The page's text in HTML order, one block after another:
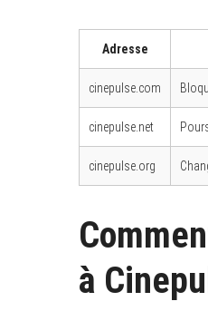
Adresse
cinepulse.com
cinepulse.net
cinepulse.org
à
S